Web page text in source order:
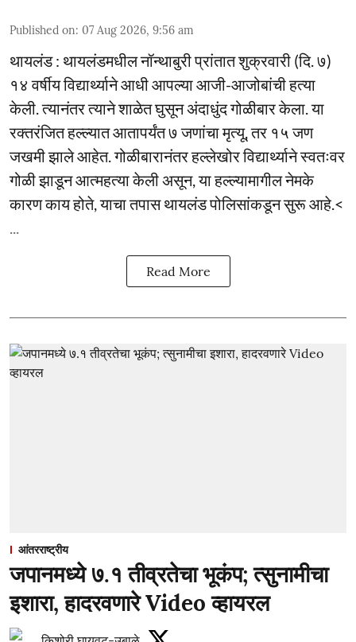
Published on: 07 Aug 2026, 9:56 am
थायलंड : थायलंडमधील नॉन्थाबुरी प्रांतात शुक्रवारी (दि. ७)
१४ वर्षीय विद्यार्थ्याने आधी आपल्या आजी-आजोबांची हत्या
केली. त्यानंतर त्याने शाळेत घुसून अंदाधुंद गोळीबार केला. या
रक्तरंजित हल्ल्यात आतापर्यंत ७ जणांचा मृत्यू, तर १५ जण
जखमी झाले आहेत. गोळीबारानंतर हल्लेखोर विद्यार्थ्याने स्वतःवर
गोळी झाडून आत्महत्या केली असून, या हल्ल्यामागील नेमके
कारण काय होते, याचा तपास थायलंड पोलिसांकडून सुरू आहे.<
Read More
आंतरराष्ट्रीय
जपानमध्ये ७.१ तीव्रतेचा भूकंप; त्सुनामीचा
इशारा, हादरवणारे Video व्हायरल